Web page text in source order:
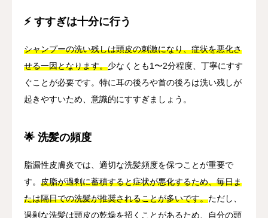
⚡ すすぎは十分に行う
シャンプーの洗い残しは頭皮の刺激になり、症状を悪化さ
せる一因となります。少なくとも1〜2分程度、丁寧にすす
ぐことが必要です。特に耳の後ろや首の後ろは洗い残しが
起きやすいため、意識的にすすぎましょう。
🌟 洗髪の頻度
脂漏性皮膚炎では、適切な洗髪頻度を保つことが重要で
す。 皮脂が過剰に蓄積すると症状が悪化するため、毎日ま
たは隔日での洗髪が推奨されることが多いです。ただし、
過剰な洗髪は頭皮の乾燥を招くことがあるため、自分の頭